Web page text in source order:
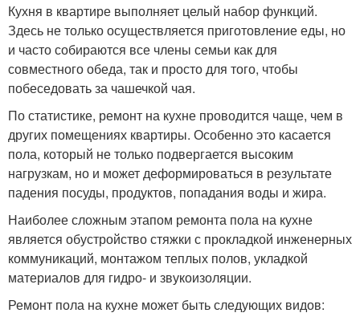
Кухня в квартире выполняет целый набор функций.
Здесь не только осуществляется приготовление еды, но
и часто собираются все члены семьи как для
совместного обеда, так и просто для того, чтобы
побеседовать за чашечкой чая.
По статистике, ремонт на кухне проводится чаще, чем в
других помещениях квартиры. Особенно это касается
пола, который не только подвергается высоким
нагрузкам, но и может деформироваться в результате
падения посуды, продуктов, попадания воды и жира.
Наиболее сложным этапом ремонта пола на кухне
является обустройство стяжки с прокладкой инженерных
коммуникаций, монтажом теплых полов, укладкой
материалов для гидро- и звукоизоляции.
Ремонт пола на кухне может быть следующих видов: